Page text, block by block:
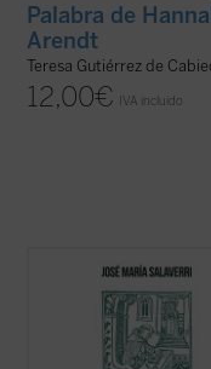
Palabra de
Arendt
Teresa Gutiérrez de
12,00€ IVA incluido
La experiencia de amistad,
circunscrita en la antigüedad a la
entre varones; apenas se mencionan
siempre con sospecha--amistades
mujeres. Las relaciones de amistad
(ver ficha)